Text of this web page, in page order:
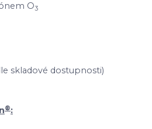
O3
skladové dostupnosti)
®: